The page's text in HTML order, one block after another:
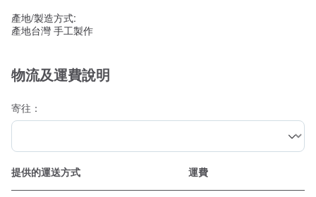
產地/製造方式:
產地台灣 手工製作
物流及運費說明
寄往：
提供的運送方式 運費